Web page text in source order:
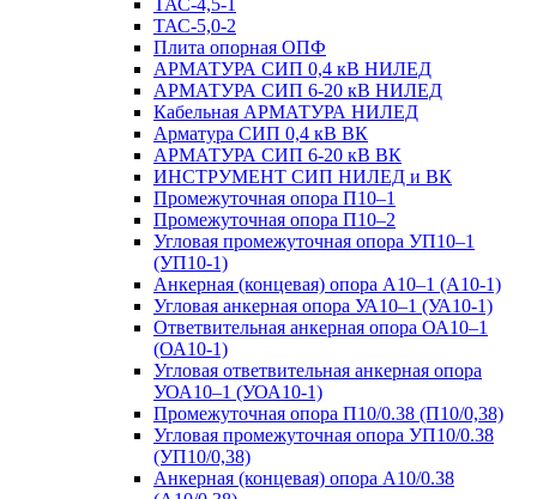
ТАС-5,0-2
Плита опорная ОПФ
АРМАТУРА СИП 0,4 кВ НИЛЕД
АРМАТУРА СИП 6-20 кВ НИЛЕД
Кабельная АРМАТУРА НИЛЕД
Арматура СИП 0,4 кВ ВК
АРМАТУРА СИП 6-20 кВ ВК
ИНСТРУМЕНТ СИП НИЛЕД и ВК
Промежуточная опора П10–1
Промежуточная опора П10–2
Угловая промежуточная опора УП10–1
(УП10-1)
Анкерная (концевая) опора А10–1 (А10-1)
Угловая анкерная опора УА10–1 (УА10-1)
Ответвительная анкерная опора ОА10–1
(ОА10-1)
Угловая ответвительная анкерная опора
УОА10–1 (УОА10-1)
Промежуточная опора П10/0.38 (П10/0,38)
Угловая промежуточная опора УП10/0.38
(УП10/0,38)
Анкерная (концевая) опора А10/0.38